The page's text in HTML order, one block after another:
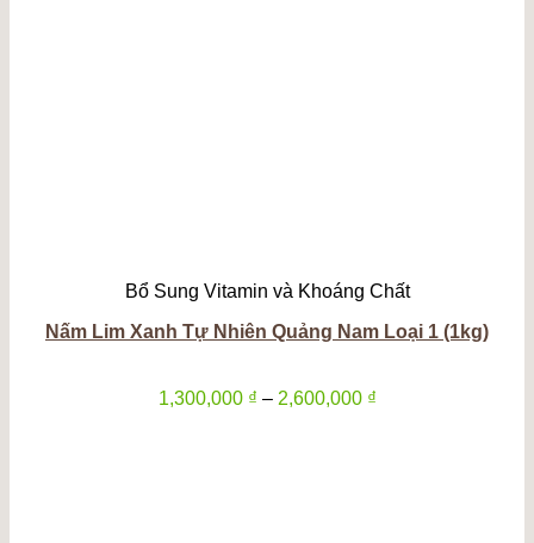
Bổ Sung Vitamin và Khoáng Chất
Nấm Lim Xanh Tự Nhiên Quảng Nam Loại 1 (1kg)
1,300,000 ₫ – 2,600,000 ₫Khoảng